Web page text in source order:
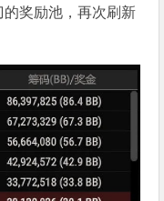
奖励池，再次刷新